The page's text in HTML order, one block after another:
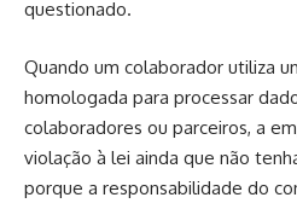
questionado.
Quando um colaborador utiliza
homologada para processar
colaboradores ou parceiros, a
violação à lei ainda que não
porque a responsabilidade do